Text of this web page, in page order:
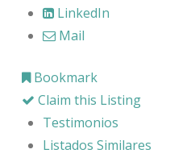
LinkedIn
Mail
Bookmark
Claim this Listing
Testimonios
Listados Similares